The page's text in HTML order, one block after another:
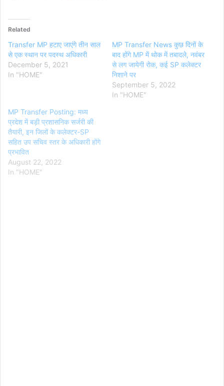
Related
Transfer MP हटाए जाएंगे तीन साल
से एक स्थान पर पदस्थ अधिकारी
December 5, 2021
In "HOME"
MP Transfer News कुछ दिनों के
बाद होंगे MP में थोक में तबादले, नवंबर
से लग जायेगी रोक, कई SP कलेक्टर
निशाने पर
September 5, 2022
In "HOME"
MP Transfer Posting: मध्य
प्रदेश में बड़ी प्रशासनिक सर्जरी की
तैयारी, इन जिलों के कलेक्टर-SP
सहित उप सचिव स्तर के अधिकारी होंगे
प्रभावित
August 22, 2022
In "HOME"